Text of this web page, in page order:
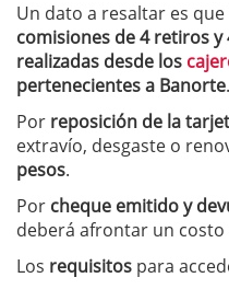
Un dato a resaltar es que
comisiones de 4 retiros
realizadas desde los
pertenecientes a Banorte.
Por reposición de la
extravío, desgaste o
pesos.
Por cheque emitido y
deberá afrontar un costo
Los requisitos para